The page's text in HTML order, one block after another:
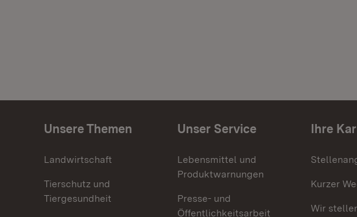
Unsere Themen
Landwirtschaft
Tierschutz und
Tiergesundheit
Unser Service
Lebensmittel und
Produktwarnungen
Presse- und
Öffentlichkeitsarbeit
Ihre
Kurzer
Wir